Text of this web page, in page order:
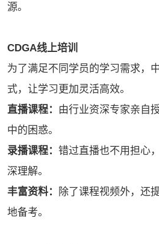
源。
CDGA线上培训
为了满足不同学员的学习需求，
式，让学习更加灵活高效。
直播课程：
由行业资深专家亲自
中的困惑。
录播课程： 错过直播也不用担心
深理解。
丰富资料：
除了课程视频外，还
地备考。